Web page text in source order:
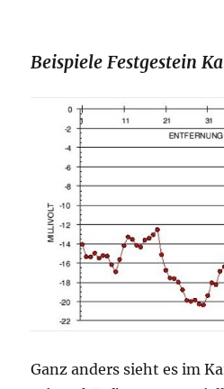
Beispiele Festgestein
Ganz anders sieht es im